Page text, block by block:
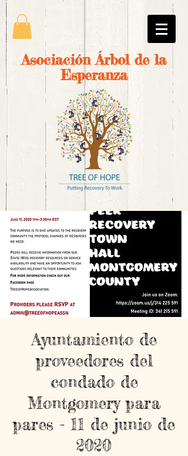
Asociación Árbol de la
Esperanza
Ayuntamiento de
proveedores del
condado de
Montgomery para
pares - 11 de junio de
2020